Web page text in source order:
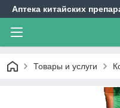
Аптека китайских
Товары и услуги